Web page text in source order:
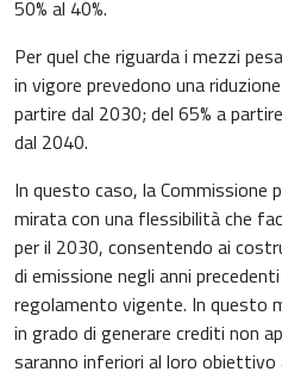
50% al 40%.
Per quel che riguarda i mezzi
in vigore prevedono una
partire dal 2030; del 65% a
dal 2040.
In questo caso, la Commissione
miratacon una flessibilità che
per il 2030, consentendo ai
di emissione negli anni
regolamento vigente. In questo
in grado di generare crediti non
saranno inferiori al loro